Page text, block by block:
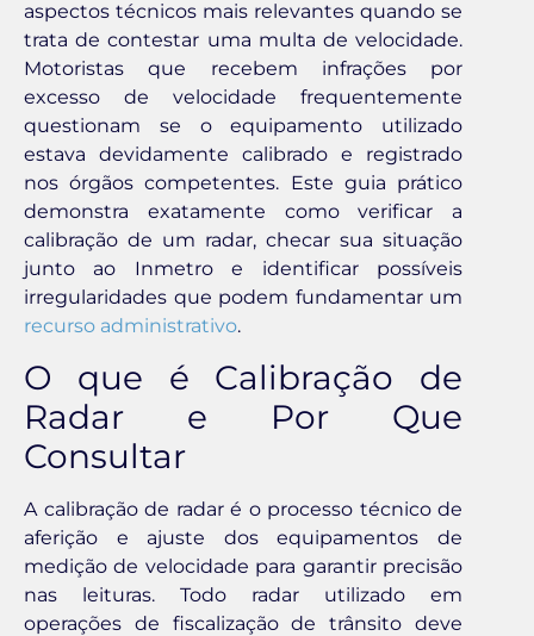
aspectos técnicos mais relevantes quando se
trata de contestar uma multa de velocidade.
Motoristas que recebem infrações por
excesso de velocidade frequentemente
questionam se o equipamento utilizado
estava devidamente calibrado e registrado
nos órgãos competentes. Este guia prático
demonstra exatamente como verificar a
calibração de um radar, checar sua situação
junto ao Inmetro e identificar possíveis
irregularidades que podem fundamentar um
recurso administrativo.
O que é Calibração de
Radar e Por Que
Consultar
A calibração de radar é o processo técnico de
aferição e ajuste dos equipamentos de
medição de velocidade para garantir precisão
nas leituras. Todo radar utilizado em
operações de fiscalização de trânsito deve